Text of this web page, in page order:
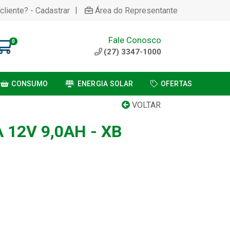
- Cadastrar | Área do Representante
0 Fale Conosco
(27) 3347-1000
CONSUMO ENERGIA SOLAR OFERTAS
VOLTAR
12V 9,0AH - XB